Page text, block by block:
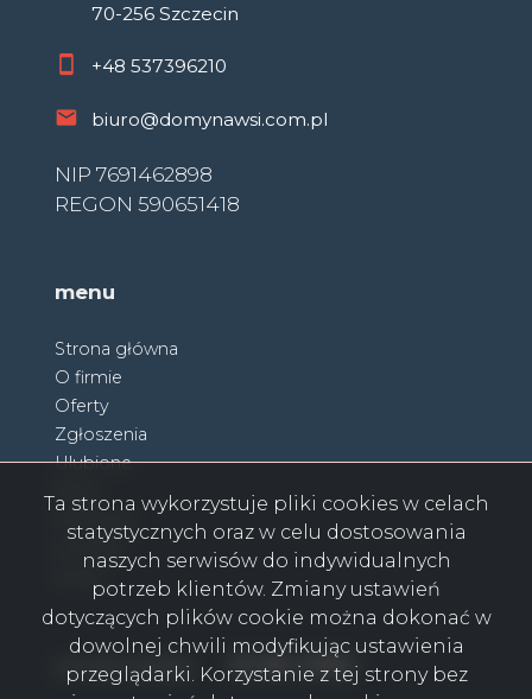
70-256 Szczecin
+48 537396210
biuro@domynawsi.com.pl
NIP 7691462898
REGON 590651418
menu
Strona główna
O firmie
Oferty
Zgłoszenia
Ulubione
Kontakt
social media Facebook
Facebook
Facebook
Facebook
Facebook
Facebook
Facebook
Ta strona wykorzystuje pliki cookies w celach
statystycznych oraz w celu dostosowania
naszych serwisów do indywidualnych
potrzeb klientów. Zmiany ustawień
dotyczących plików cookie można dokonać w
dowolnej chwili modyfikując ustawienia
przeglądarki. Korzystanie z tej strony bez